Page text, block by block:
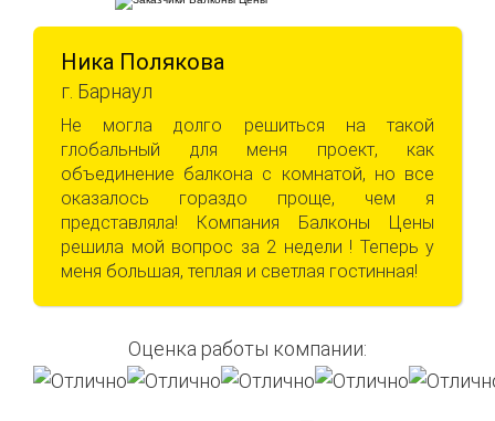
Ника Полякова
г. Барнаул
Не могла долго решиться на такой
глобальный для меня проект, как
объединение балкона с комнатой, но все
оказалось гораздо проще, чем я
представляла! Компания Балконы Цены
решила мой вопрос за 2 недели ! Теперь у
меня большая, теплая и светлая гостинная!
Оценка работы компании: